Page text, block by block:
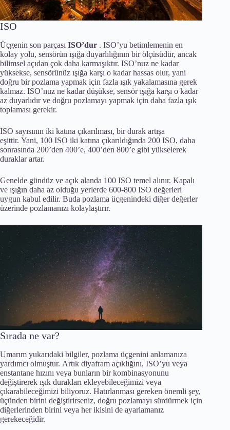
ISO
Üçgenin son parçası ISO’dur . ISO’yu betimlemenin en
kolay yolu, sensörün ışığa duyarlılığının bir ölçüsüdür, ancak
bilimsel açıdan çok daha karmaşıktır. ISO’nuz ne kadar
yüksekse, sensörünüz ışığa karşı o kadar hassas olur, yani
doğru bir pozlama yapmak için fazla ışık yakalamasına gerek
kalmaz. ISO’nuz ne kadar düşükse, sensör ışığa karşı o kadar
az duyarlıdır ve doğru pozlamayı yapmak için daha fazla ışık
toplaması gerekir.
ISO sayısının iki katına çıkarılması, bir durak artışa
eşittir. Yani, 100 ISO iki katına çıkarıldığında 200 ISO, daha
sonrasında 200’den 400’e, 400’den 800’e gibi yükselerek
duraklar artar.
Genelde gündüz ve açık alanda 100 ISO temel alınır. Kapalı
ve ışığın daha az olduğu yerlerde 600-800 ISO değerleri
uygun kabul edilir. Buda pozlama üçgenindeki diğer değerler
üzerinde pozlamanızı kolaylaştırır.
Sırada ne var?
Umarım yukarıdaki bilgiler, pozlama üçgenini anlamanıza
yardımcı olmuştur. Artık diyafram açıklığını, ISO’yu veya
enstantane hızını veya bunların bir kombinasyonunu
değiştirerek ışık durakları ekleyebileceğimizi veya
çıkarabileceğimizi biliyoruz. Hatırlanması gereken önemli şey,
üçünden birini değiştirirseniz, doğru pozlamayı sürdürmek için
diğerlerinden birini veya her ikisini de ayarlamanız
gerekeceğidir.